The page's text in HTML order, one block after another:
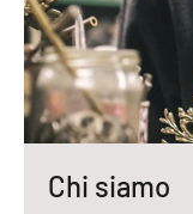
Chi siamo